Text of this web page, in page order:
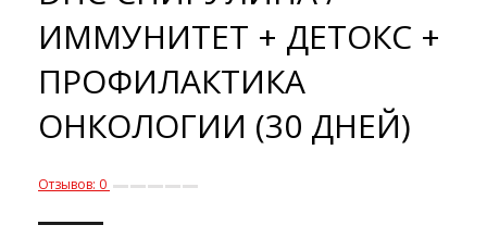
ИММУНИТЕТ + ДЕТОКС +
ПРОФИЛАКТИКА
ОНКОЛОГИИ (30 ДНЕЙ)
Отзывов: 0